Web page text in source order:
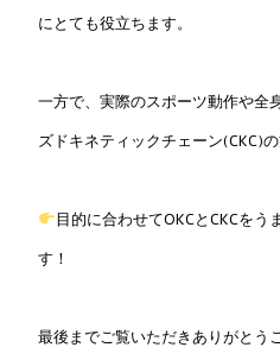
にとても役立ちます。
一方で、実際のスポーツ動作や全
ズドキネティックチェーン(CKC)の
目的に合わせてOKCとCKCを
す！
最後までご覧いただきありがとう